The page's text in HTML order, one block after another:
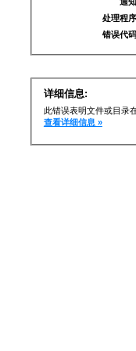
处理程序
错误代码
详细信息:
此错误表明文件或目录
查看详细信息 »